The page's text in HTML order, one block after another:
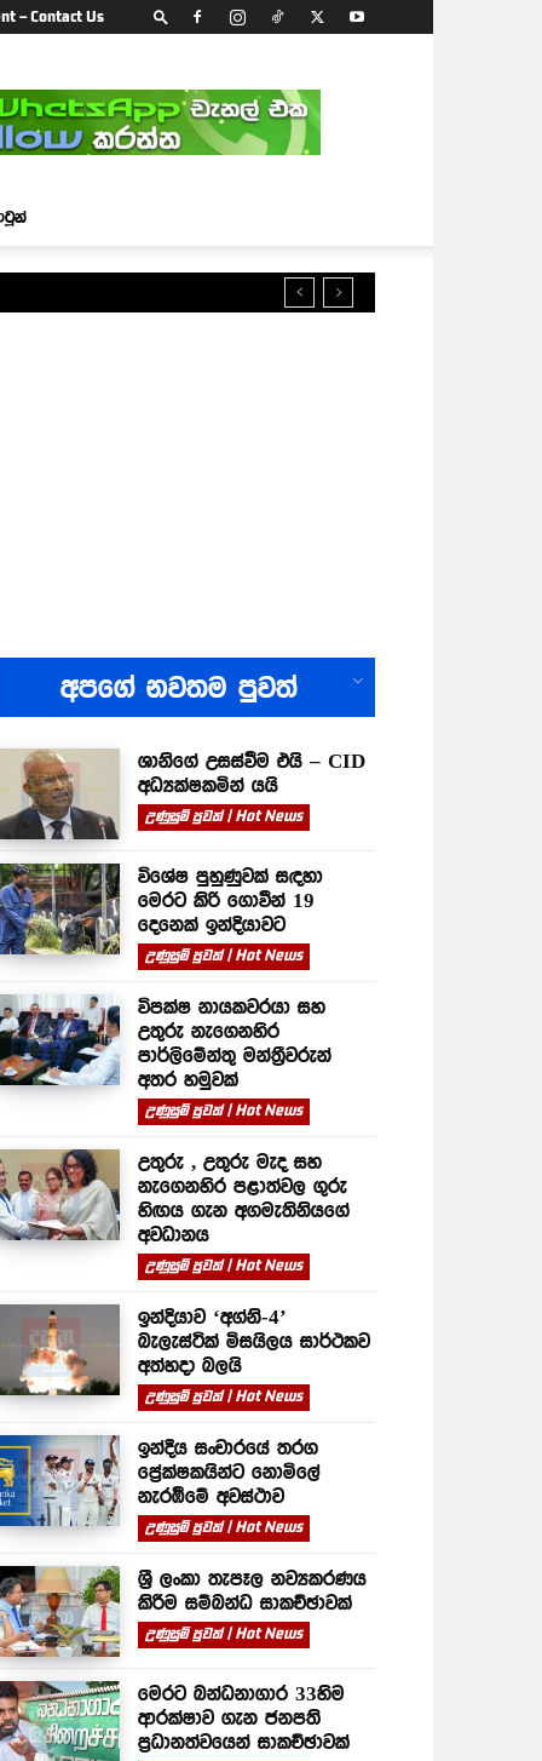
– Contact Us
අපගේ නවතම පුවත්
ශානිගේ උසස්වීම එයි – CID
අධ්‍යක්ෂකමින් යයි
උණුසුම් පුවත් | Hot News
විශේෂ පුහුණුවක් සඳහා
මෙරට කිරි ගොවීන් 19
දෙනෙක් ඉන්දියාවට
උණුසුම් පුවත් | Hot News
විපක්ෂ නායකවරයා සහ
උතුරු නැගෙනහිර
පාර්ලිමේන්තු මන්ත්‍රීවරුන්
අතර හමුවක්
උණුසුම් පුවත් | Hot News
උතුරු , උතුරු මැද සහ
නැගෙනහිර පළාත්වල ගුරු
හිඟය ගැන අගමැතිනියගේ
අවධානය
උණුසුම් පුවත් | Hot News
ඉන්දියාව ‘අග්නි-4’
බැලැස්ටික් මිසයිලය සාර්ථකව
අත්හදා බලයි
උණුසුම් පුවත් | Hot News
ඉන්දීය සංචාරයේ තරග
ප්‍රේක්ෂකයින්ට නොමිලේ
නැරඹීමේ අවස්ථාව
උණුසුම් පුවත් | Hot News
ශ්‍රී ලංකා තැපෑල නව්‍යකරණය
කිරීම සම්බන්ධ සාකච්ඡාවක්
උණුසුම් පුවත් | Hot News
මෙරට බන්ධනාගාර 33හිම
ආරක්ෂාව ගැන ජනපති
ප්‍රධානත්වයෙන් සාකච්ඡාවක්